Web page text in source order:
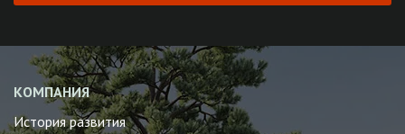
КОМПАНИЯ
История развития